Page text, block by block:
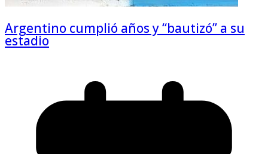
Argentino cumplió años y “bautizó” a su
estadio